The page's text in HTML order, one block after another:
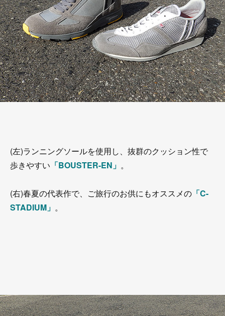
(左)ランニングソールを使用し、抜群のクッション性で
歩きやすい 「BOUSTER-EN」 。
(右)春夏の代表作で、ご旅行のお供にもオススメの 「C-
STADIUM」 。